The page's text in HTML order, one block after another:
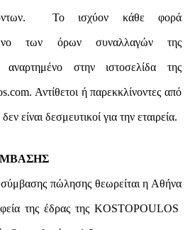
Το ισχύον κάθε φορά
των όρων συναλλαγών της
στην ιστοσελίδα της
Αντίθετοι ή παρεκκλίνοντες από
είναι δεσμευτικοί για την εταιρεία.
σύμβασης πώλησης θεωρείται η Αθήνα
της έδρας της KOSTOPOULOS